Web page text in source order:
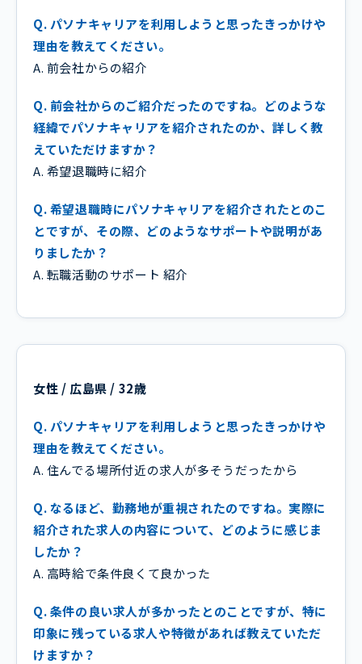
Q. パソナキャリアを利用しようと思ったきっかけや
理由を教えてください。
A. 前会社からの紹介
Q. 前会社からのご紹介だったのですね。どのような
経緯でパソナキャリアを紹介されたのか、詳しく教
えていただけますか？
A. 希望退職時に紹介
Q. 希望退職時にパソナキャリアを紹介されたとのこ
とですが、その際、どのようなサポートや説明があ
りましたか？
A. 転職活動のサポート 紹介
女性 / 広島県 / 32歳
Q. パソナキャリアを利用しようと思ったきっかけや
理由を教えてください。
A. 住んでる場所付近の求人が多そうだったから
Q. なるほど、勤務地が重視されたのですね。実際に
紹介された求人の内容について、どのように感じま
したか？
A. 高時給で条件良くて良かった
Q. 条件の良い求人が多かったとのことですが、特に
印象に残っている求人や特徴があれば教えていただ
けますか？